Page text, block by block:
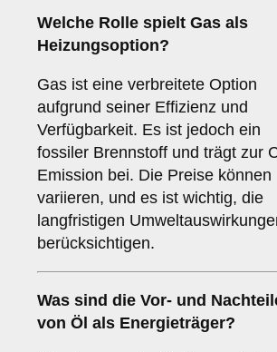
Welche Rolle spielt Gas als
Heizungsoption?
Gas ist eine verbreitete Option
aufgrund seiner Effizienz und
Verfügbarkeit. Es ist jedoch ein
fossiler Brennstoff und trägt zur
Emission bei. Die Preise können
variieren, und es ist wichtig, die
langfristigen
berücksichtigen.
Was sind die Vor- und
von Öl als Energieträger?